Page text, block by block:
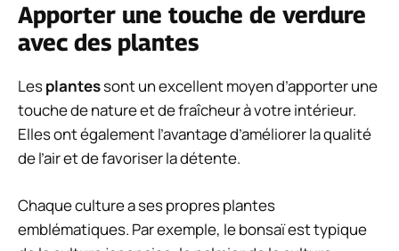
Apporter une touche de verdure
avec des plantes
Lesplantessont un excellent moyen d’apporter une
touche de nature et de fraîcheur à votre intérieur.
Elles ont également l’avantage d’améliorer la qualité
de l’air et de favoriser la détente.
Chaque culture a ses propres plantes
emblématiques. Par exemple, le bonsaï est typique